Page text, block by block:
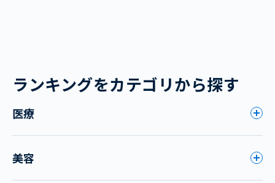
ランキングをカテゴリから探す
医療
美容